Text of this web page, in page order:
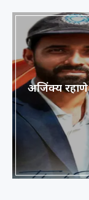
अजिंक्य